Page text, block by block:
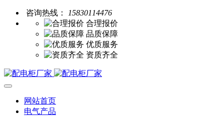
咨询热线：
15830114476
合理报价
品质保障
优质服务
资质齐全
网站首页
电气产品